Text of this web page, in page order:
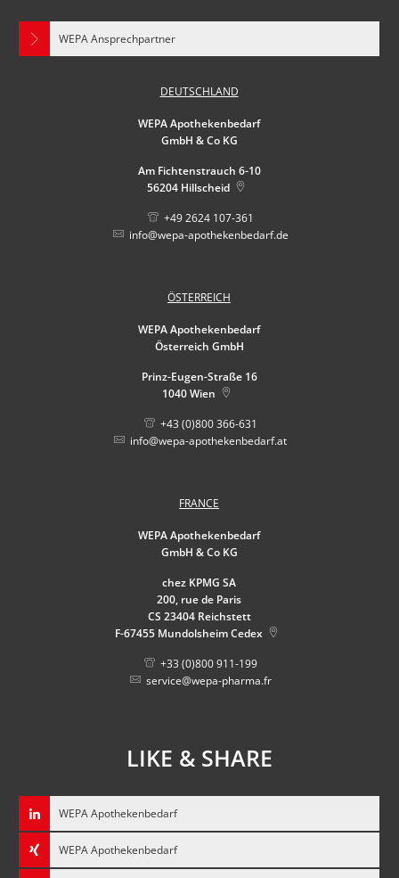
WEPA Ansprechpartner
DEUTSCHLAND
WEPA Apothekenbedarf
GmbH & Co KG
Am Fichtenstrauch 6-10
56204 Hillscheid
+49 2624 107-361
info@wepa-apothekenbedarf.de
ÖSTERREICH
WEPA Apothekenbedarf
Österreich GmbH
Prinz-Eugen-Straße 16
1040 Wien
+43 (0)800 366-631
info@wepa-apothekenbedarf.at
FRANCE
WEPA Apothekenbedarf
GmbH & Co KG
chez KPMG SA
200, rue de Paris
CS 23404 Reichstett
F-67455 Mundolsheim Cedex
+33 (0)800 911-199
service@wepa-pharma.fr
LIKE & SHARE
WEPA Apothekenbedarf
WEPA Apothekenbedarf